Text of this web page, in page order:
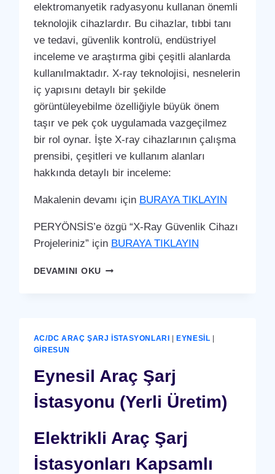
elektromanyetik radyasyonu kullanan önemli
teknolojik cihazlardır. Bu cihazlar, tıbbi tanı
ve tedavi, güvenlik kontrolü, endüstriyel
inceleme ve araştırma gibi çeşitli alanlarda
kullanılmaktadır. X-ray teknolojisi, nesnelerin
iç yapısını detaylı bir şekilde
görüntüleyebilme özelliğiyle büyük önem
taşır ve pek çok uygulamada vazgeçilmez
bir rol oynar. İşte X-ray cihazlarının çalışma
prensibi, çeşitleri ve kullanım alanları
hakkında detaylı bir inceleme:
Makalenin devamı için BURAYA TIKLAYIN
PERYÖNSİS’e özgü “X-Ray Güvenlik Cihazı
Projeleriniz” için BURAYA TIKLAYIN
DEVAMINI OKUEYNESIL
AC/DC ARAÇ ŞARJ İSTASYONLARI EYNESIL
GIRESUN
Eynesil Araç Şarj
İstasyonu (Yerli Üretim)
Elektrikli Araç Şarj
İstasyonları Kapsamlı